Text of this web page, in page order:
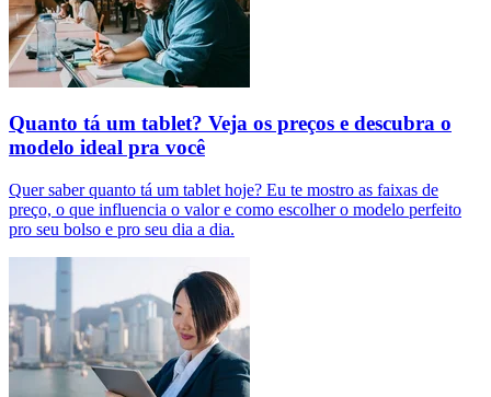
Quanto tá um tablet? Veja os preços e descubra o
modelo ideal pra você
Quer saber quanto tá um tablet hoje? Eu te mostro as faixas de
preço, o que influencia o valor e como escolher o modelo perfeito
pro seu bolso e pro seu dia a dia.